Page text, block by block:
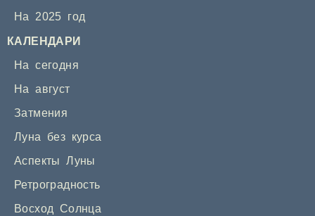
На 2025 год
КАЛЕНДАРИ
На сегодня
На август
Затмения
Луна без курса
Аспекты Луны
Ретроградность
Восход Солнца